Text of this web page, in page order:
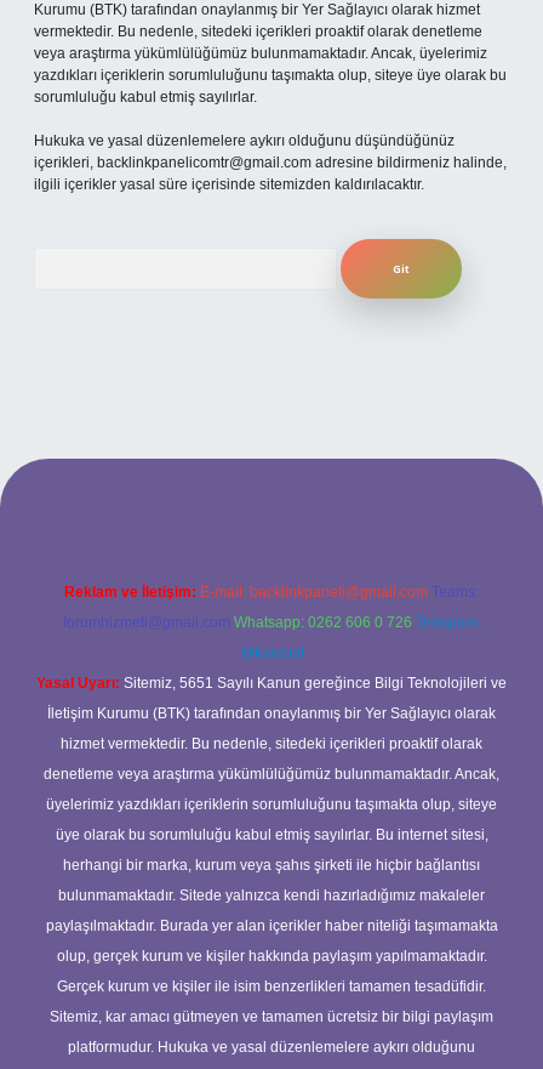
Kurumu (BTK) tarafından onaylanmış bir Yer Sağlayıcı olarak hizmet
vermektedir. Bu nedenle, sitedeki içerikleri proaktif olarak denetleme
veya araştırma yükümlülüğümüz bulunmamaktadır. Ancak, üyelerimiz
yazdıkları içeriklerin sorumluluğunu taşımakta olup, siteye üye olarak bu
sorumluluğu kabul etmiş sayılırlar.
Hukuka ve yasal düzenlemelere aykırı olduğunu düşündüğünüz
içerikleri, backlinkpanelicomtr@gmail.com adresine bildirmeniz halinde,
ilgili içerikler yasal süre içerisinde sitemizden kaldırılacaktır.
yeni giriş adresi
Reklam ve İletişim: E-mail: backlinkpaneli@gmail.com Teams:
forumhizmeti@gmail.com Whatsapp: 0262 606 0 726 Telegram:
@karabul
Yasal Uyarı: Sitemiz, 5651 Sayılı Kanun gereğince Bilgi Teknolojileri ve
İletişim Kurumu (BTK) tarafından onaylanmış bir Yer Sağlayıcı olarak
hizmet vermektedir. Bu nedenle, sitedeki içerikleri proaktif olarak
denetleme veya araştırma yükümlülüğümüz bulunmamaktadır. Ancak,
üyelerimiz yazdıkları içeriklerin sorumluluğunu taşımakta olup, siteye
üye olarak bu sorumluluğu kabul etmiş sayılırlar. Bu internet sitesi,
herhangi bir marka, kurum veya şahıs şirketi ile hiçbir bağlantısı
bulunmamaktadır. Sitede yalnızca kendi hazırladığımız makaleler
paylaşılmaktadır. Burada yer alan içerikler haber niteliği taşımamakta
olup, gerçek kurum ve kişiler hakkında paylaşım yapılmamaktadır.
Gerçek kurum ve kişiler ile isim benzerlikleri tamamen tesadüfidir.
Sitemiz, kar amacı gütmeyen ve tamamen ücretsiz bir bilgi paylaşım
platformudur. Hukuka ve yasal düzenlemelere aykırı olduğunu